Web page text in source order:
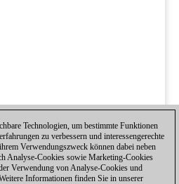
Technologien, um bestimmte Funktionen
zu verbessern und interessengerechte
Verwendungszweck können dabei neben
Analyse-Cookies sowie Marketing-Cookies
Verwendung von Analyse-Cookies und
Informationen finden Sie in unserer